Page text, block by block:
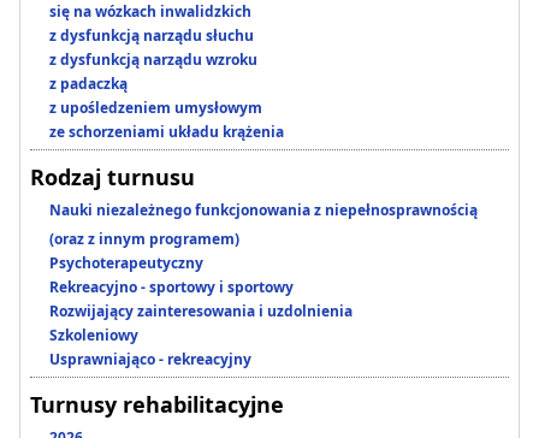
się na wózkach inwalidzkich
z dysfunkcją narządu słuchu
z dysfunkcją narządu wzroku
z padaczką
z upośledzeniem umysłowym
ze schorzeniami układu krążenia
Rodzaj turnusu
Nauki niezależnego funkcjonowania z niepełnosprawnością
(oraz z innym programem)
Psychoterapeutyczny
Rekreacyjno - sportowy i sportowy
Rozwijający zainteresowania i uzdolnienia
Szkoleniowy
Usprawniająco - rekreacyjny
Turnusy rehabilitacyjne